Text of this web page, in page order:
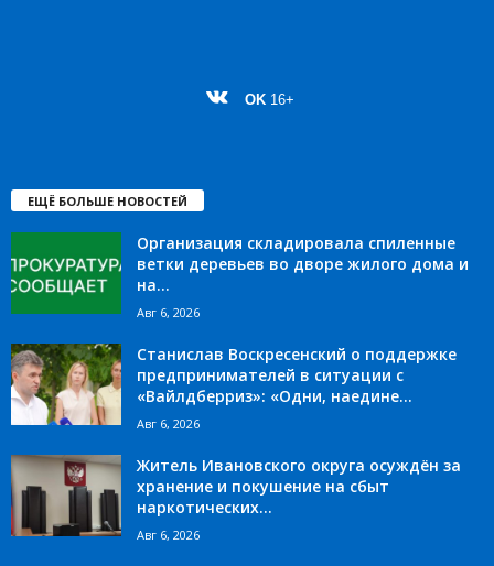
OK 16+
ЕЩЁ БОЛЬШЕ НОВОСТЕЙ
Организация складировала спиленные
ветки деревьев во дворе жилого дома и
на...
Авг 6, 2026
Станислав Воскресенский о поддержке
предпринимателей в ситуации с
«Вайлдберриз»: «Одни, наедине...
Авг 6, 2026
Житель Ивановского округа осуждён за
хранение и покушение на сбыт
наркотических...
Авг 6, 2026